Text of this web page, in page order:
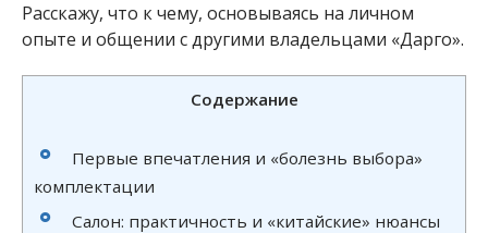
Расскажу, что к чему, основываясь на личном
опыте и общении с другими владельцами «Дарго».
Содержание
Первые впечатления и «болезнь выбора»
комплектации
Салон: практичность и «китайские» нюансы